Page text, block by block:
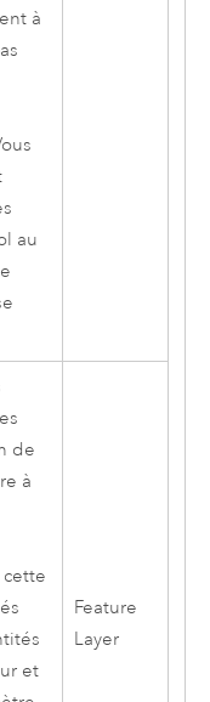
à
au
de
à
et
Feature
Layer